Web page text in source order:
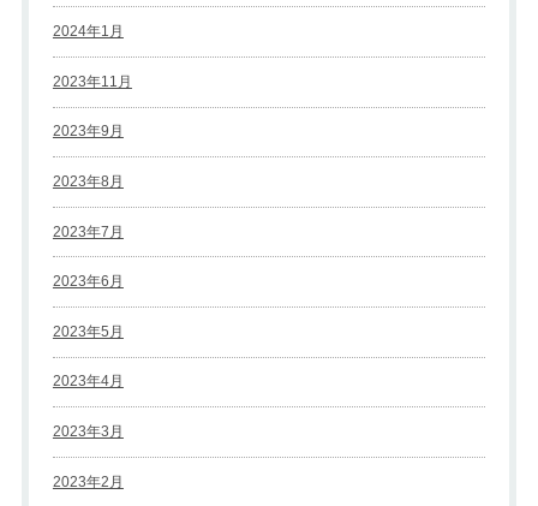
2024年1月
2023年11月
2023年9月
2023年8月
2023年7月
2023年6月
2023年5月
2023年4月
2023年3月
2023年2月